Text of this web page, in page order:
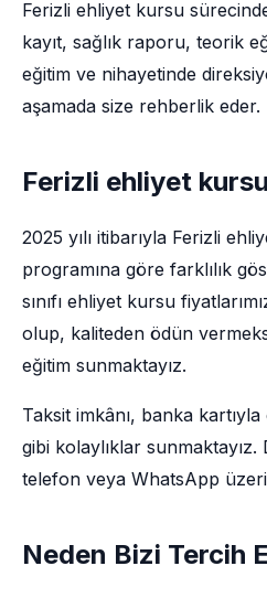
Ferizli ehliyet kursu
kayıt, sağlık raporu, teorik
eğitim ve nihayetinde
aşamada size rehberlik eder.
Ferizli ehliyet
2025 yılı itibarıyla Ferizli
programına göre farklılık
sınıfı ehliyet kursu
olup, kaliteden ödün
eğitim sunmaktayız.
Taksit imkânı, banka
gibi kolaylıklar sunmaktayız.
telefon veya WhatsApp
Neden Bizi Tercih